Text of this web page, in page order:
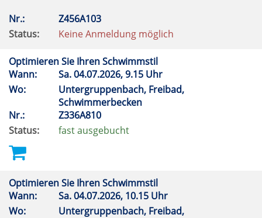
Nr.:
Z456A103
Status:
Keine Anmeldung möglich
Optimieren Sie Ihren Schwimmstil
Wann:
Sa.04.07.2026, 9.15 Uhr
Wo:
Untergruppenbach, Freibad,
Schwimmerbecken
Nr.:
Z336A810
Status:
fast ausgebucht
Optimieren Sie Ihren Schwimmstil
Wann:
Sa.04.07.2026, 10.15 Uhr
Wo:
Untergruppenbach, Freibad,